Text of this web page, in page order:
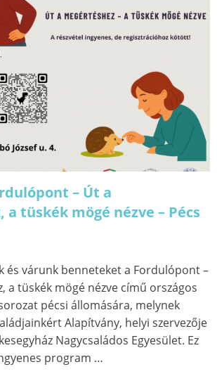
– Út a
a tüskék mögé nézve – Pécs
és várunk benneteket a Fordulópont –
a tüskék mögé nézve című országos
pécsi állomására, melynek
Alapítvány, helyi szervezője
Nagycsaládos Egyesület. Ez
program …